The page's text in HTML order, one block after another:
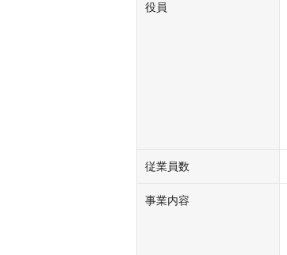
役員
従業員数
事業内容